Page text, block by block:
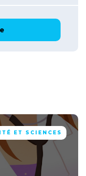
ET SCIENCES